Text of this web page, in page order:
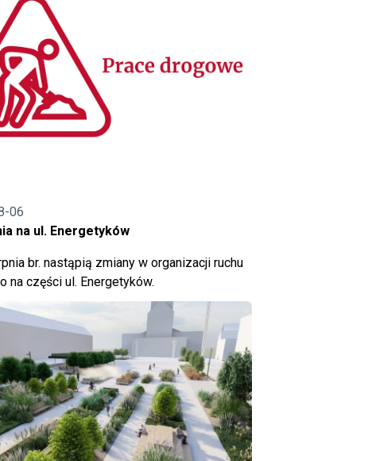
06
na ul. Energetyków
br. nastąpią zmiany w organizacji ruchu
na części ul. Energetyków.